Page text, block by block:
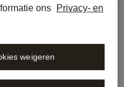
ons
Privacy- en
weigeren